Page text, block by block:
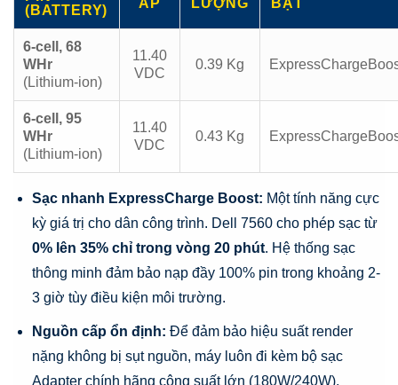
(BATTERY)
ÁP
LƯỢNG
BẬT
6-cell, 68
WHr
(Lithium-ion)
11.40
VDC
0.39 Kg
6-cell, 95
WHr
(Lithium-ion)
11.40
VDC
0.43 Kg
Sạc nhanh ExpressCharge Boost: Một tính năng cực
kỳ giá trị cho dân công trình. Dell 7560 cho phép sạc từ
0% lên 35% chỉ trong vòng 20 phút. Hệ thống sạc
thông minh đảm bảo nạp đầy 100% pin trong khoảng 2-
3 giờ tùy điều kiện môi trường.
Nguồn cấp ổn định: Để đảm bảo hiệu suất render
nặng không bị sụt nguồn, máy luôn đi kèm bộ sạc
Adapter chính hãng công suất lớn (180W/240W).